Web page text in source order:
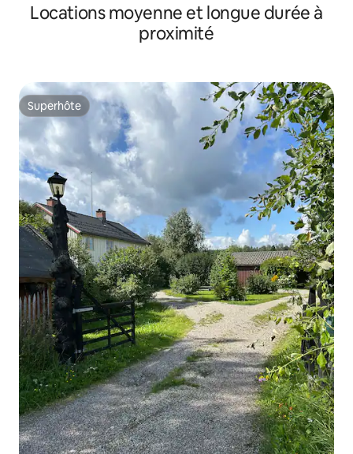
Locations moyenne et longue durée à
proximité
Superhôte
Superhôte